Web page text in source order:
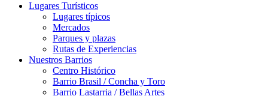
Lugares Turísticos
Lugares tí­picos
Mercados
Parques y plazas
Rutas de Experiencias
Nuestros Barrios
Centro Histórico
Barrio Brasil / Concha y Toro
Barrio Lastarria / Bellas Artes